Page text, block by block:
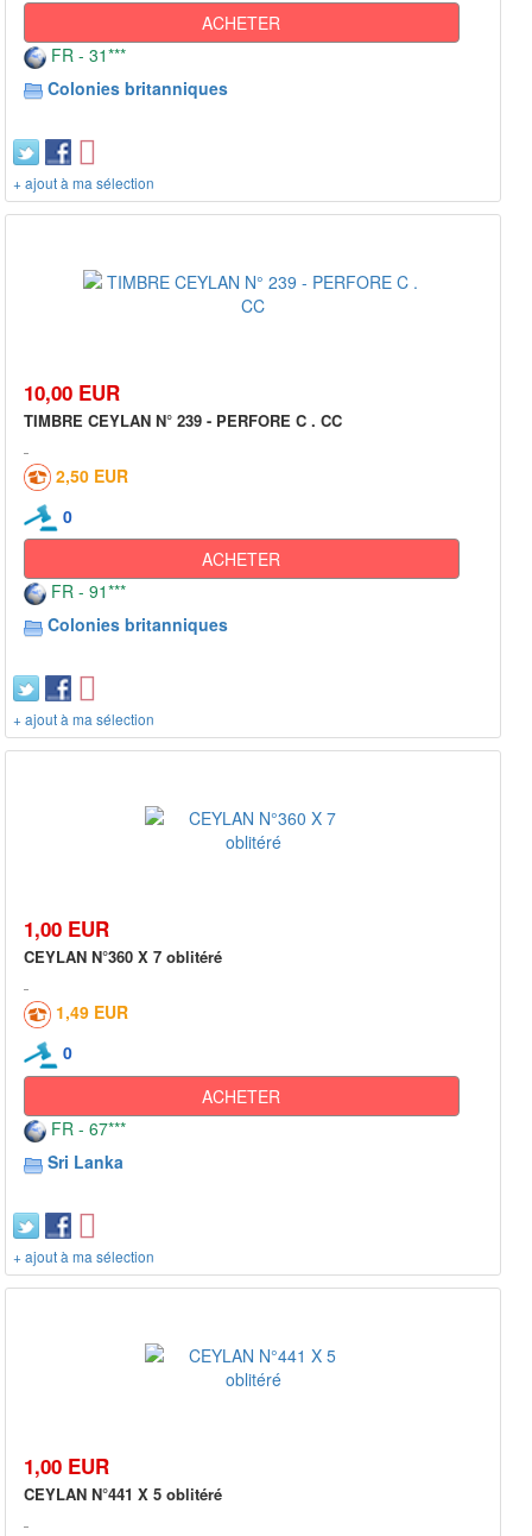
ACHETER
FR - 31***
Colonies britanniques
+ ajout à ma sélection
10,00 EUR
TIMBRE CEYLAN N° 239 - PERFORE C . CC
2,50 EUR
0
ACHETER
FR - 91***
Colonies britanniques
+ ajout à ma sélection
1,00 EUR
CEYLAN N°360 X 7 oblitéré
1,49 EUR
0
ACHETER
FR - 67***
Sri Lanka
+ ajout à ma sélection
1,00 EUR
CEYLAN N°441 X 5 oblitéré